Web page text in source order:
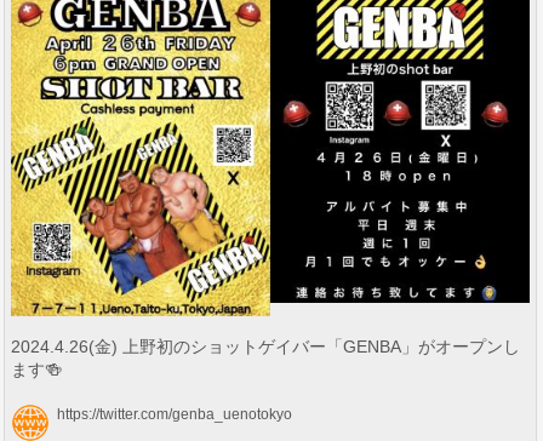
2024.4.26(金) 上野初のショットゲイバー「GENBA」がオープンし
ます🍻
https://twitter.com/genba_uenotokyo